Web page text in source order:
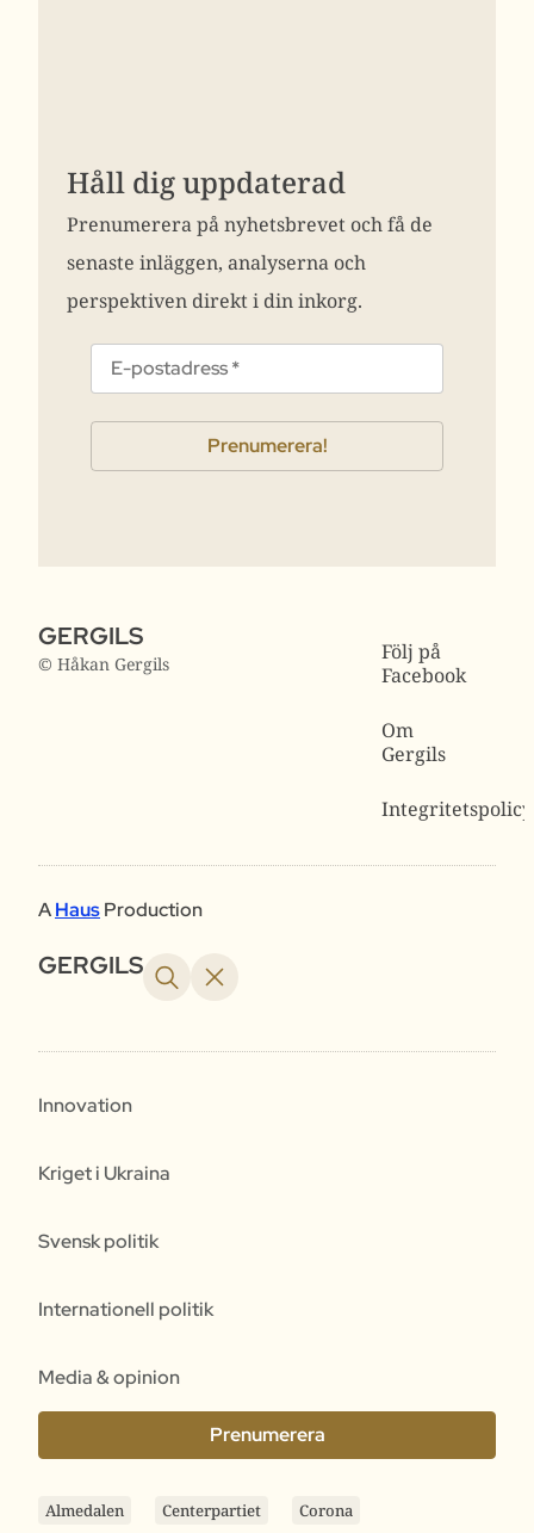
Håll dig uppdaterad
Prenumerera på nyhetsbrevet och få de
senaste inläggen, analyserna och
perspektiven direkt i din inkorg.
GERGILS
© Håkan Gergils
Följ på
Facebook
Om
Gergils
Integritetspolicy
AHausProduction
GERGILS
Innovation
Kriget i Ukraina
Svensk politik
Internationell politik
Media & opinion
Prenumerera
Almedalen Centerpartiet Corona